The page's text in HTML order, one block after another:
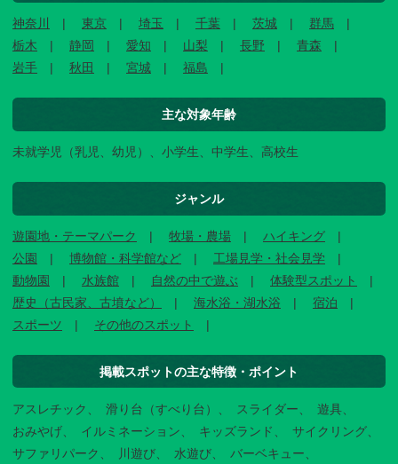
神奈川 東京 埼玉 千葉 茨城
群馬
栃木
静岡 愛知 山梨 長野
青森
岩手
秋田 宮城 福島
主な対象年齢
未就学児（乳児、幼児）、小学生、中学生、高校生
ジャンル
遊園地・テーマパーク 牧場・農場
ハイキング
公園
博物館・科学館など
工場見学・社会見学
動物園
水族館 自然の中で遊ぶ
体験型スポット
歴史（古民家、古墳など）
海水浴・湖水浴
宿泊
スポーツ
その他のスポット
掲載スポットの主な特徴・ポイント
アスレチック 滑り台（すべり台） スライダー
遊具
おみやげ
イルミネーション キッズランド
サイクリング
サファリパーク
川遊び 水遊び
バーベキュー